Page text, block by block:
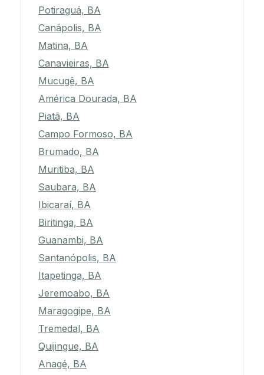
Potiraguá, BA
Canápolis, BA
Matina, BA
Canavieiras, BA
Mucugê, BA
América Dourada, BA
Piatã, BA
Campo Formoso, BA
Brumado, BA
Muritiba, BA
Saubara, BA
Ibicaraí, BA
Biritinga, BA
Guanambi, BA
Santanópolis, BA
Itapetinga, BA
Jeremoabo, BA
Maragogipe, BA
Tremedal, BA
Quijingue, BA
Anagé, BA